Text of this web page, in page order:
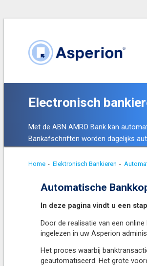
Electronisch
Met de ABN AMRO Bank kan
Bankafschriften worden dagelijks
Home - Elektronisch Bankieren -
Automatische
In deze pagina vindt u een
Door de realisatie van een
ingelezen in uw Asperion
Het proces waarbij
geautomatiseerd. Het grote